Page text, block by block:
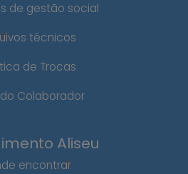
de gestão social
técnicos
de Trocas
Colaborador
Aliseu
encontrar